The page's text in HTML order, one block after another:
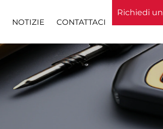
Video Chi Siamo
NOTIZIE CONTATTACI
Richiedi un